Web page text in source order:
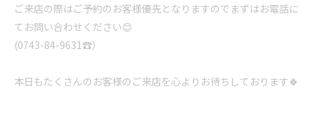
ご来店の際はご予約のお客様優先となりますのでまずはお電話に
てお問い合わせください😊
(0743-84-9631☎️）
本日もたくさんのお客様のご来店を心よりお待ちしております🍀